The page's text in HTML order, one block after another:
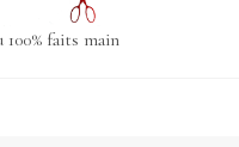
faits main